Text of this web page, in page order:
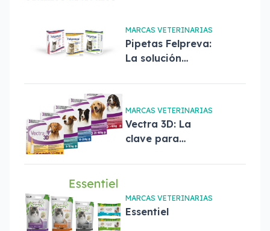
MARCAS VETERINARIAS
Pipetas Felpreva:
La solución
cuidado de tu
MARCAS VETERINARIAS
Vectra 3D: La
clave para
perro de pulgas,
mosquitos
MARCAS VETERINARIAS
Essentiel